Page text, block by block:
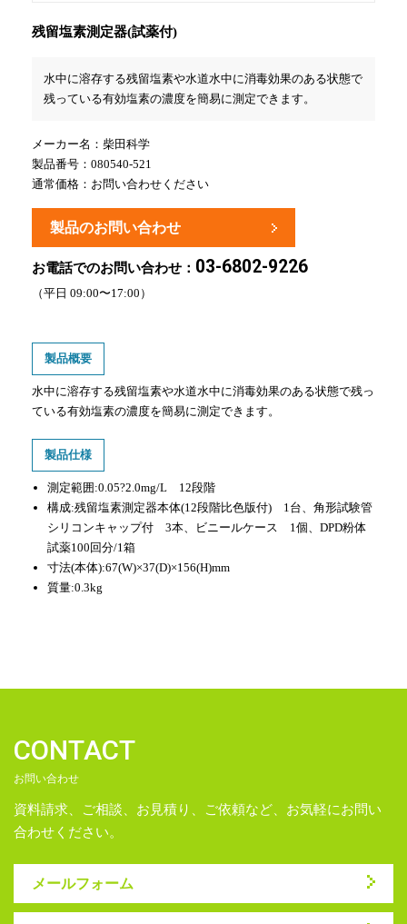
残留塩素測定器(試薬付)
水中に溶存する残留塩素や水道水中に消毒効果のある状態で
残っている有効塩素の濃度を簡易に測定できます。
メーカー名： 柴田科学
製品番号：080540-521
通常価格： お問い合わせください
製品のお問い合わせ
お電話でのお問い合わせ： 03-6802-9226
（平日 09:00〜17:00）
製品概要
水中に溶存する残留塩素や水道水中に消毒効果のある状態で残っ
ている有効塩素の濃度を簡易に測定できます。
製品仕様
測定範囲:0.05?2.0mg/L 12段階
構成:残留塩素測定器本体(12段階比色版付) 1台、角形試験管
シリコンキャップ付 3本、ビニールケース 1個、DPD粉体
試薬100回分/1箱
寸法(本体):67(W)×37(D)×156(H)mm
質量:0.3kg
CONTACT
お問い合わせ
資料請求、ご相談、お見積り、ご依頼など、お気軽にお問い
合わせください。
メールフォーム